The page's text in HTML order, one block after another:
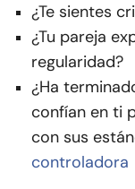
¿Te sientes
¿Tu pareja
regularidad?
¿Ha
confían en ti
con sus
controladora